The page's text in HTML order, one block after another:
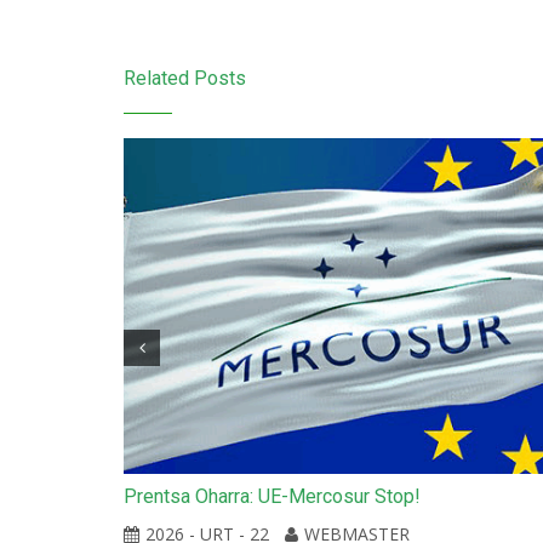
Related Posts
Prentsa Oharra: UE-Mercosur Stop!
2026 - URT - 22
WEBMASTER